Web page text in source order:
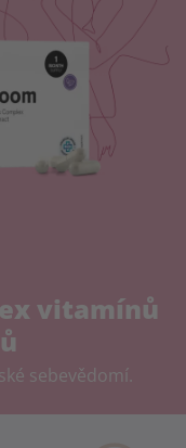
vitamínů
sebevědomí.